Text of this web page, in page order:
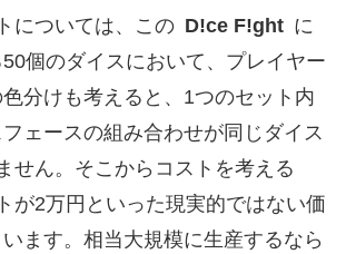
については、この D!ce F!ght に
個のダイスにおいて、プレイヤー
分けも考えると、1つのセット内
ェースの組み合わせが同じダイス
せん。そこからコストを考える
が2万円といった現実的ではない価
ます。相当大規模に生産するなら